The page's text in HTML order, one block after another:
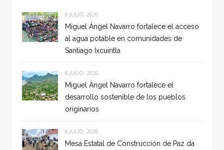
6 JULIO, 2026
Miguel Ángel Navarro fortalece el acceso
al agua potable en comunidades de
Santiago Ixcuintla
6 JULIO, 2026
Miguel Ángel Navarro fortalece el
desarrollo sostenible de los pueblos
originarios
6 JULIO, 2026
Mesa Estatal de Construcción de Paz da